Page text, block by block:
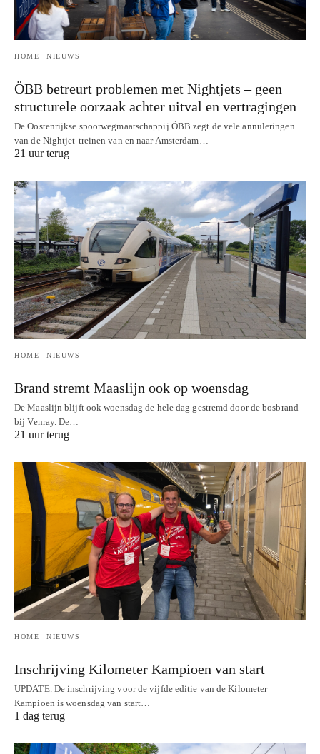
HOME NIEUWS
ÖBB betreurt problemen met Nightjets – geen
structurele oorzaak achter uitval en vertragingen
De Oostenrijkse spoorwegmaatschappij ÖBB zegt de vele annuleringen
van de Nightjet-treinen van en naar Amsterdam…
21 uur terug
HOME NIEUWS
Brand stremt Maaslijn ook op woensdag
De Maaslijn blijft ook woensdag de hele dag gestremd door de bosbrand
bij Venray. De…
21 uur terug
HOME NIEUWS
Inschrijving Kilometer Kampioen van start
UPDATE. De inschrijving voor de vijfde editie van de Kilometer
Kampioen is woensdag van start…
1 dag terug